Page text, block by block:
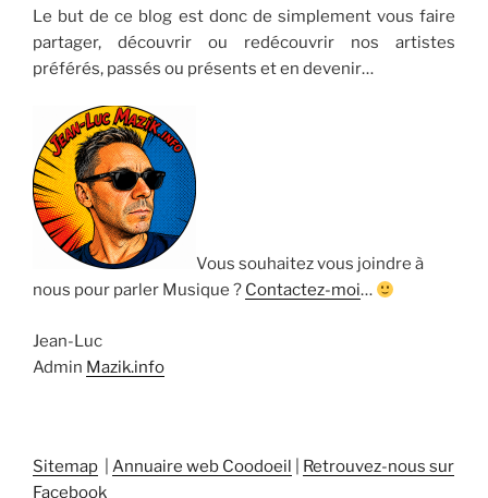
Le but de ce blog est donc de simplement vous faire
partager, découvrir ou redécouvrir nos artistes
préférés, passés ou présents et en devenir…
Vous souhaitez vous joindre à
nous pour parler Musique ? Contactez-moi…
Jean-Luc
Admin Mazik.info
Sitemap Annuaire web Coodoeil
Retrouvez-nous sur
Facebook